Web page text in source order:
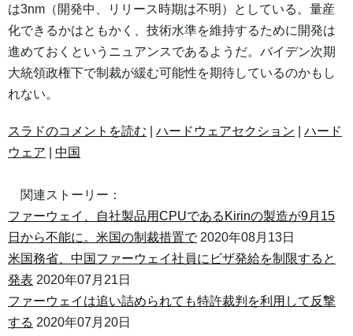
は3nm（開発中、リリース時期は不明）としている。量産
化できるかはともかく、技術水準を維持するために開発は
進めておくというニュアンスであるようだ。バイデン次期
大統領政権下で制裁が緩む可能性を期待しているのかもし
れない。
スラドのコメントを読む ハードウェアセクション
ハード
ウェア
中国
関連ストーリー：
ファーウェイ、自社製品用CPUであるKirinの製造が9月15
日から不能に。米国の制裁措置で2020年08月13日
米国務省、中国ファーウェイ社員にビザ発給を制限すると
発表 2020年07月21日
ファーウェイは追い詰められても特許裁判を利用して反撃
する 2020年07月20日